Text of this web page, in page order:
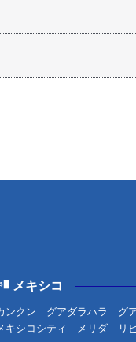
メキシコ
ンクン グアダラハラ グ
キシコシティ
メリダ リ